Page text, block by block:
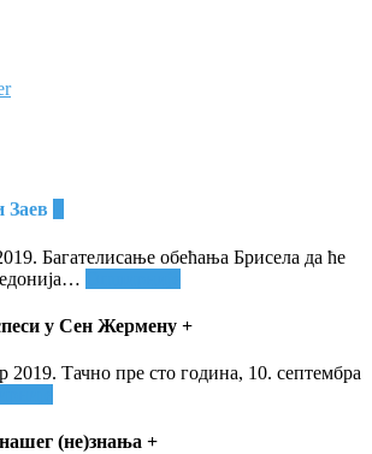
Заев
Багателисање обећања Брисела да ће
…
у Сен Жермену +
2019. Тачно пре сто година, 10. септембра
(не)знања +